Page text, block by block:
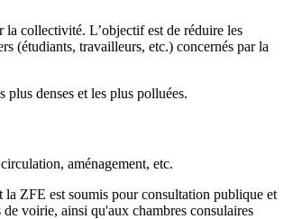
la collectivité. L’objectif est de réduire les
(étudiants, travailleurs, etc.) concernés par la
denses et les plus polluées.
aménagement, etc.
la ZFE est soumis pour consultation publique et
voirie, ainsi qu'aux chambres consulaires